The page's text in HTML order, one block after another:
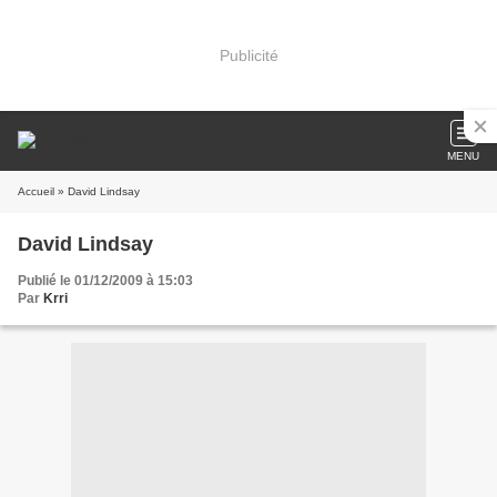
Publicité
MENU
Accueil » David Lindsay
David Lindsay
Publié le 01/12/2009 à 15:03
Par Krri